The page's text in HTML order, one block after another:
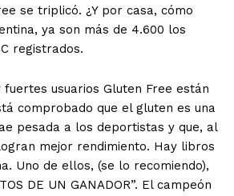
se triplicó. ¿Y por casa, cómo
ya son más de 4.600 los
registrados.
usuarios Gluten Free están
comprobado que el gluten es una
pesada a los deportistas y que, al
mejor rendimiento. Hay libros
Uno de ellos, (se lo recomiendo),
DE UN GANADOR”. El campeón